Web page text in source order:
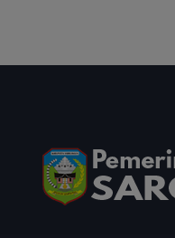
Paduan Suara yang